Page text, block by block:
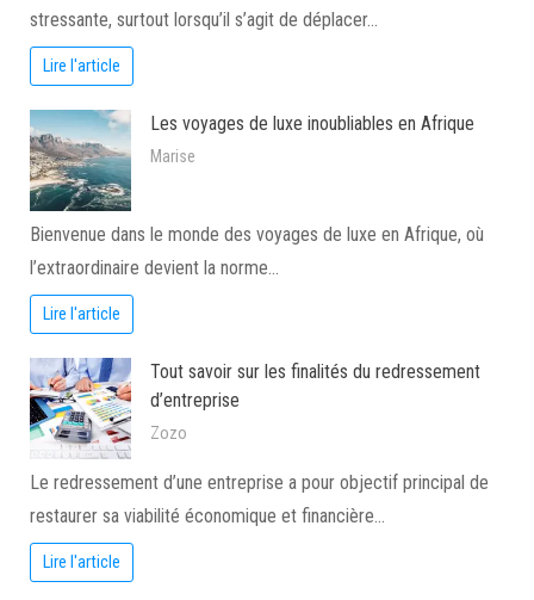
stressante, surtout lorsqu’il s’agit de déplacer…
Lire l'article
Les voyages de luxe inoubliables en Afrique
Marise
Bienvenue dans le monde des voyages de luxe en Afrique, où
l’extraordinaire devient la norme…
Lire l'article
Tout savoir sur les finalités du redressement
d’entreprise
Zozo
Le redressement d’une entreprise a pour objectif principal de
restaurer sa viabilité économique et financière…
Lire l'article